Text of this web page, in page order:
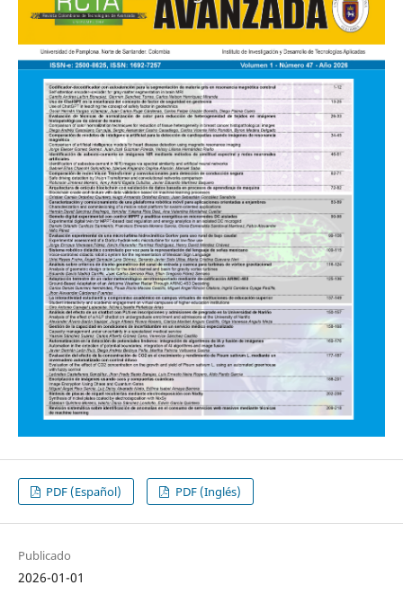
PDF (Español) PDF (Inglés)
Publicado
2026-01-01